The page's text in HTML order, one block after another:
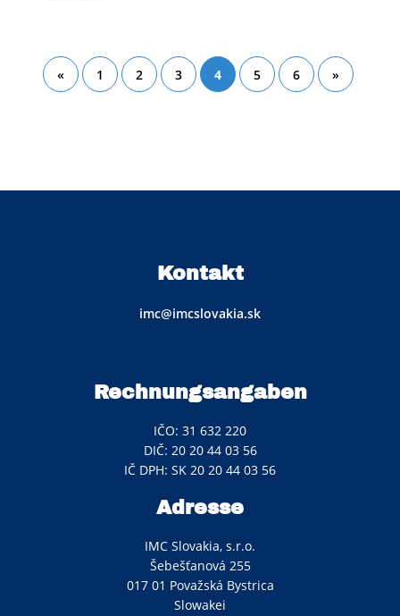
« 1 2 3 4 5 6 »
Kontakt
imc@imcslovakia.sk
Rechnungsangaben
IČO: 31 632 220
DIČ: 20 20 44 03 56
IČ DPH: SK 20 20 44 03 56
Adresse
IMC Slovakia, s.r.o.
Šebešťanová 255
017 01 Považská Bystrica
Slowakei